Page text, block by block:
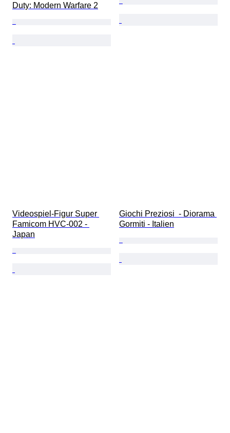
Duty: Modern Warfare 2
Videospiel-Figur Super
Famicom HVC-002 -
Japan
Giochi Preziosi  - Diorama
Gormiti - Italien